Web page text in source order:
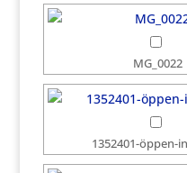
MG_0022
1352401-öppen-